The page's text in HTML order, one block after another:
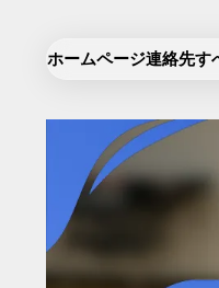
contentホームページ連絡先す